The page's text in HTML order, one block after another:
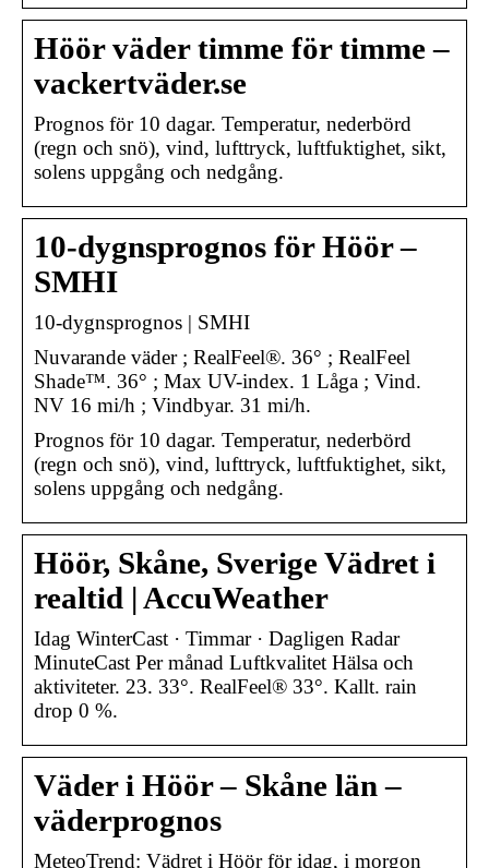
Höör väder timme för timme –
vackertväder.se
Prognos för 10 dagar. Temperatur, nederbörd
(regn och snö), vind, lufttryck, luftfuktighet, sikt,
solens uppgång och nedgång.
10-dygnsprognos för Höör –
SMHI
10-dygnsprognos | SMHI
Nuvarande väder ; RealFeel®. 36° ; RealFeel
Shade™. 36° ; Max UV-index. 1 Låga ; Vind.
NV 16 mi/h ; Vindbyar. 31 mi/h.
Prognos för 10 dagar. Temperatur, nederbörd
(regn och snö), vind, lufttryck, luftfuktighet, sikt,
solens uppgång och nedgång.
Höör, Skåne, Sverige Vädret i
realtid | AccuWeather
Idag WinterCast · Timmar · Dagligen Radar
MinuteCast Per månad Luftkvalitet Hälsa och
aktiviteter. 23. 33°. RealFeel® 33°. Kallt. rain
drop 0 %.
Väder i Höör – Skåne län –
väderprognos
MeteoTrend: Vädret i Höör för idag, i morgon